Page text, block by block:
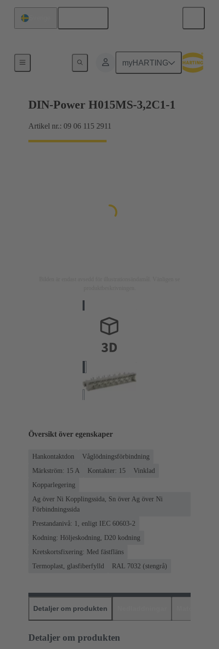
myHARTING
Förbindning moderkort till dotterkort
DIN-Power H015MS-3,2C1-1
Artikel nr.: 09 06 115 2911
Översikt över egenskaper
Hankontaktdon
Våglödningsförbindning
Märkström: ‌15 A
Kontakter: 15
Vinklad
Kopparlegering
Ag över Ni Kopplingssida, Sn över Ag över Ni
Förbindningssida
Prestandanivå: 1, enligt IEC 60603-2
Kodning: Höljeskodning, D20 kodning
Kretskortsfixering: Med fästfläns
Termoplast, glasfiberfylld
RAL 7032 (stengrå)
Detaljer om produkten
Detaljer om produkten